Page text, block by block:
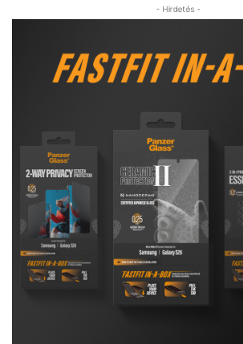
- Hirdetés -